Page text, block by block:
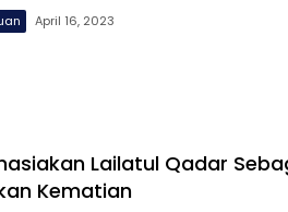
April 16, 2023
Lailatul Qadar
Kematian